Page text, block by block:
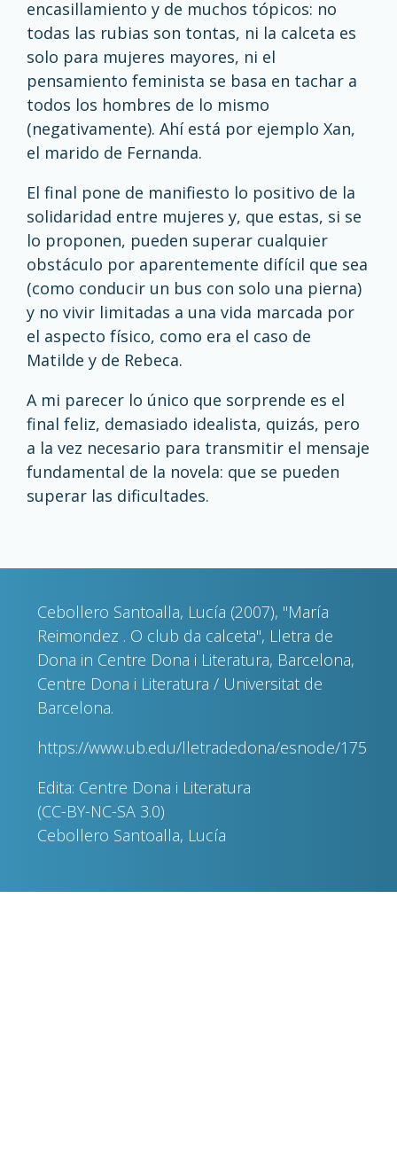
encasillamiento y de muchos tópicos: no
todas las rubias son tontas, ni la calceta es
solo para mujeres mayores, ni el
pensamiento feminista se basa en tachar a
todos los hombres de lo mismo
(negativamente). Ahí está por ejemplo Xan,
el marido de Fernanda.
El final pone de manifiesto lo positivo de la
solidaridad entre mujeres y, que estas, si se
lo proponen, pueden superar cualquier
obstáculo por aparentemente difícil que sea
(como conducir un bus con solo una pierna)
y no vivir limitadas a una vida marcada por
el aspecto físico, como era el caso de
Matilde y de Rebeca.
A mi parecer lo único que sorprende es el
final feliz, demasiado idealista, quizás, pero
a la vez necesario para transmitir el mensaje
fundamental de la novela: que se pueden
superar las dificultades.
Cebollero Santoalla, Lucía (2007), "María
Reimondez . O club da calceta", Lletra de
Dona in Centre Dona i Literatura, Barcelona,
Centre Dona i Literatura / Universitat de
Barcelona.
https://www.ub.edu/lletradedona/esnode/175
Edita: Centre Dona i Literatura
(CC-BY-NC-SA 3.0)
Cebollero Santoalla, Lucía